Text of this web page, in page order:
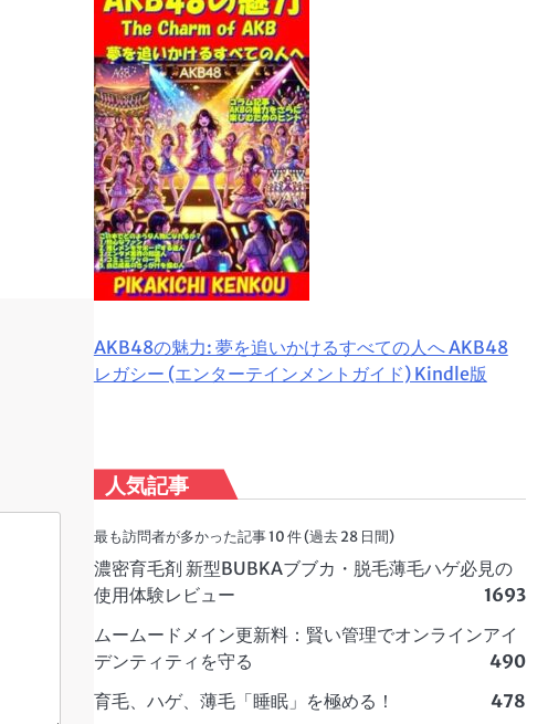
AKB48の魅力: 夢を追いかけるすべての人へ AKB48
レガシー (エンターテインメントガイド) Kindle版
人気記事
最も訪問者が多かった記事 10 件 (過去 28 日間)
濃密育毛剤 新型BUBKAブブカ・脱毛薄毛ハゲ必見の
使用体験レビュー
1693
ムームードメイン更新料：賢い管理でオンラインアイ
デンティティを守る
490
育毛、ハゲ、薄毛「睡眠」を極める！
478